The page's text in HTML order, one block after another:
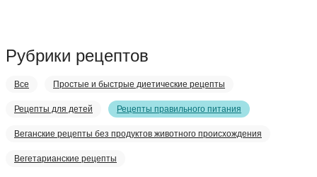
Рубрики рецептов
Все Простые и быстрые диетические рецепты
Рецепты для детей Рецепты правильного питания
Веганские рецепты без продуктов животного происхождения
Вегетарианские рецепты